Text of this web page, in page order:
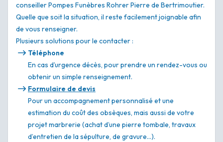
conseiller Pompes Funèbres Rohrer Pierre de Bertrimoutier.
Quelle que soit la situation, il reste facilement joignable afin
de vous renseigner.
Plusieurs solutions pour le contacter :
Téléphone
En cas d’urgence décès, pour prendre un rendez-vous ou
obtenir un simple renseignement.
Formulaire de devis
Pour un accompagnement personnalisé et une
estimation du coût des obsèques, mais aussi de votre
projet marbrerie (achat d’une pierre tombale, travaux
d’entretien de la sépulture, de gravure…).